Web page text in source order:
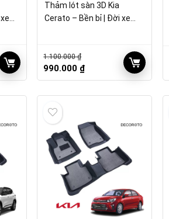
Thảm lót sàn 3D Kia
Cerato – Bền bỉ | Đời xe
1.100.000₫
Giá
gốc
990.000 ₫Giá
hiện